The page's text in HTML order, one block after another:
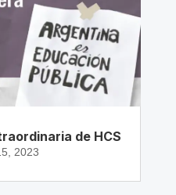
de HCS
2023